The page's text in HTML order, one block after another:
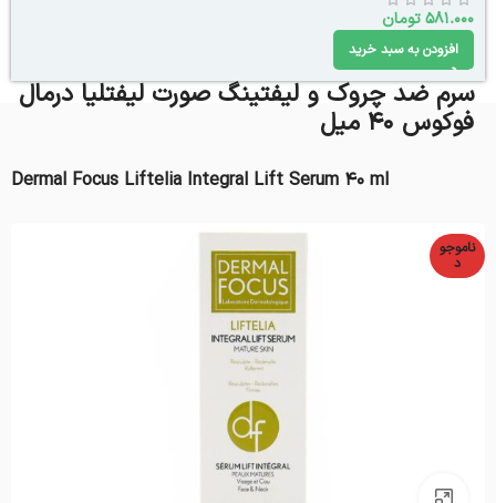
581.000تومان
افزودن به سبد خرید
سرم ضد چروک و لیفتینگ صورت لیفتلیا درمال
فوکوس 40 میل
Dermal Focus Liftelia Integral Lift Serum 40 ml
ناموجو
د